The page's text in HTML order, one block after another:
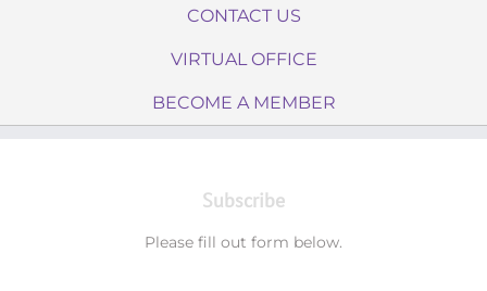
CONTACT US
VIRTUAL OFFICE
BECOME A MEMBER
Subscribe
Please fill out form below.